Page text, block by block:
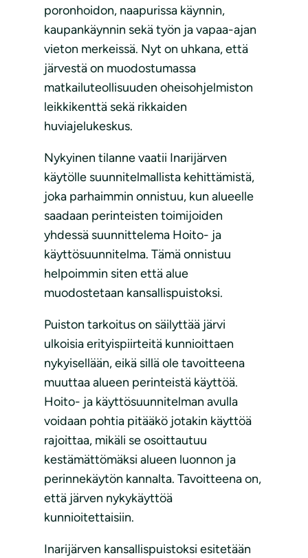
poronhoidon, naapurissa käynnin,
kaupankäynnin sekä työn ja vapaa-ajan
vieton merkeissä. Nyt on uhkana, että
järvestä on muodostumassa
matkailuteollisuuden oheisohjelmiston
leikkikenttä sekä rikkaiden
huviajelukeskus.
Nykyinen tilanne vaatii Inarijärven
käytölle suunnitelmallista kehittämistä,
joka parhaimmin onnistuu, kun alueelle
saadaan perinteisten toimijoiden
yhdessä suunnittelema Hoito- ja
käyttösuunnitelma. Tämä onnistuu
helpoimmin siten että alue
muodostetaan kansallispuistoksi.
Puiston tarkoitus on säilyttää järvi
ulkoisia erityispiirteitä kunnioittaen
nykyisellään, eikä sillä ole tavoitteena
muuttaa alueen perinteistä käyttöä.
Hoito- ja käyttösuunnitelman avulla
voidaan pohtia pitääkö jotakin käyttöä
rajoittaa, mikäli se osoittautuu
kestämättömäksi alueen luonnon ja
perinnekäytön kannalta. Tavoitteena on,
että järven nykykäyttöä
kunnioitettaisiin.
Inarijärven kansallispuistoksi esitetään